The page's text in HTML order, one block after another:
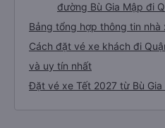
đường Bù Gia Mập đi
Bảng tổng hợp thông tin nhà
Cách đặt vé xe khách đi
và uy tín nhất
Đặt vé xe Tết 2027 từ Bù Gia